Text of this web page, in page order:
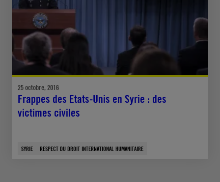
25 octobre, 2016
Frappes des Etats-Unis en Syrie : des
victimes civiles
SYRIE RESPECT DU DROIT INTERNATIONAL HUMANITAIRE